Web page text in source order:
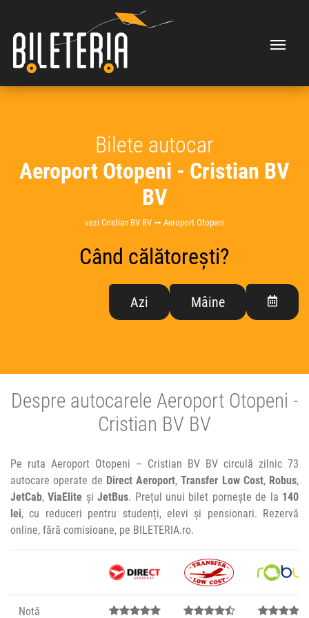
Bilete autocar
Aeroport Otopeni - Cristian BV
BV
vezi Cristian BV BV ➞ Aeroport Otopeni
Când călătorești?
Azi Mâine
Despre autocarele Aeroport Otopeni -
Cristian BV BV
Pe ruta Aeroport Otopeni – Cristian BV BV circulă zilnic 73
autocare operate de Direct Aeroport,Transfer Low Cost, Robus,
JetCab,ViaElite șiJetBus. Prețul unui bilet pornește de la 140
lei, cu reduceri pentru studenți, elevi și pensionari. Rezervă
online, fără comisioane, pe BILETERIA.ro.
Notă